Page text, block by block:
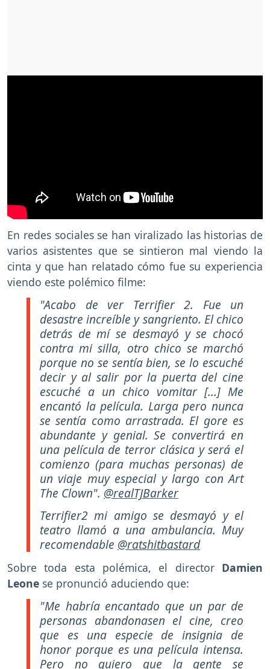
En redes sociales se han viralizado las historias de
varios asistentes que se sintieron mal viendo la
cinta y que han relatado cómo fue su experiencia
viendo este polémico filme:
"Acabo de ver Terrifier 2. Fue un
desastre increíble y sangriento. El chico
detrás de mí se desmayó y se chocó
contra mi silla, otro chico se marchó
porque no se sentía bien, se lo escuché
decir y al salir por la puerta del cine
escuché a un chico vomitar [...] Me
encantó la película. Larga pero nunca
se sentía como arrastrada. El gore es
abundante y genial. Se convertirá en
una película de terror clásica y será el
comienzo (para muchas personas) de
un viaje muy especial y largo con Art
The Clown". @realTJBarker
Terrifier2 mi amigo se desmayó y el
teatro llamó a una ambulancia. Muy
recomendable @ratshitbastard
Sobre toda esta polémica, el director Damien
Leone se pronunció aduciendo que:
"Me habría encantado que un par de
personas abandonasen el cine, creo
que es una especie de insignia de
honor porque es una película intensa.
Pero no quiero que la gente se